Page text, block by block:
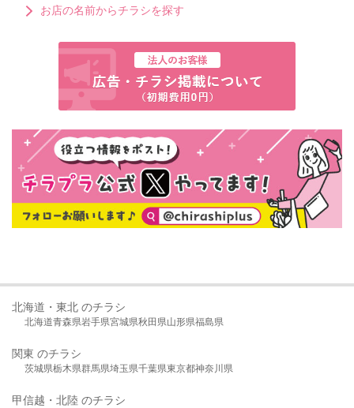
お店の名前からチラシを探す
北海道・東北 のチラシ
北海道青森県岩手県宮城県秋田県山形県福島県
関東 のチラシ
茨城県栃木県群馬県埼玉県千葉県東京都神奈川県
甲信越・北陸 のチラシ